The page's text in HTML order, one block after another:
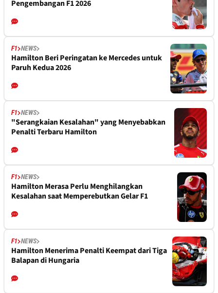
Pengembangan F1 2026
F1 NEWS
Hamilton Beri Peringatan ke Mercedes untuk
Paruh Kedua 2026
F1 NEWS
"Serangkaian Kesalahan" yang Menyebabkan
Penalti Terbaru Hamilton
F1 NEWS
Hamilton Merasa Perlu Menghilangkan
Kesalahan saat Memperebutkan Gelar F1
F1 NEWS
Hamilton Menerima Penalti Keempat dari Tiga
Balapan di Hungaria